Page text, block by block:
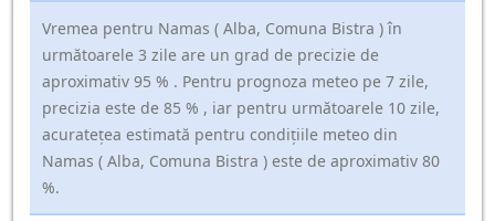
Vremea pentru Namas ( Alba, Comuna Bistra ) în
următoarele 3 zile are un grad de precizie de
aproximativ 95 % . Pentru prognoza meteo pe 7 zile,
precizia este de 85 % , iar pentru următoarele 10 zile,
acuratețea estimată pentru condițiile meteo din
Namas ( Alba, Comuna Bistra ) este de aproximativ 80
%.